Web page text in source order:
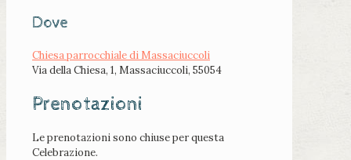
Dove
Chiesa parrocchiale di Massaciuccoli
Via della Chiesa, 1, Massaciuccoli, 55054
Prenotazioni
Le prenotazioni sono chiuse per questa
Celebrazione.